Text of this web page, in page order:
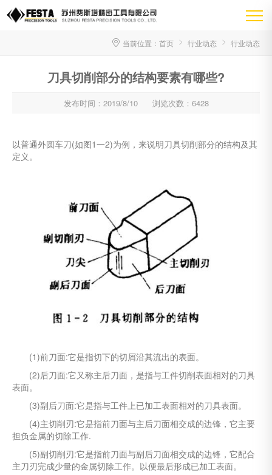
当前位置： 首页 行业动态 行业动态
刀具切削部分的结构要素有哪些?
发布时间：2019/8/10 浏览次数：6428
以普通外圆车刀(如图1一2)为例，来说明刀具切削部分的结构及其
定义。
(1)前刀面:它是指切下的切屑沿其流出的表面。
(2)后刀面:它又称主后刀面，是指与工件切削表面相对的刀具
表面。
(3)副后刀面:它是指与工件上已加工表面相对的刀具表面。
(4)主切削刃:它是指前刀面与主后刀面相交成的边锋，它主要
担负金属的切除工作.
(5)副切削刃:它是指前刀面与副后刀面相交成的边锋，它配合
主刀刃完成少量的金属切除工作。以便最后形成已加工表面。